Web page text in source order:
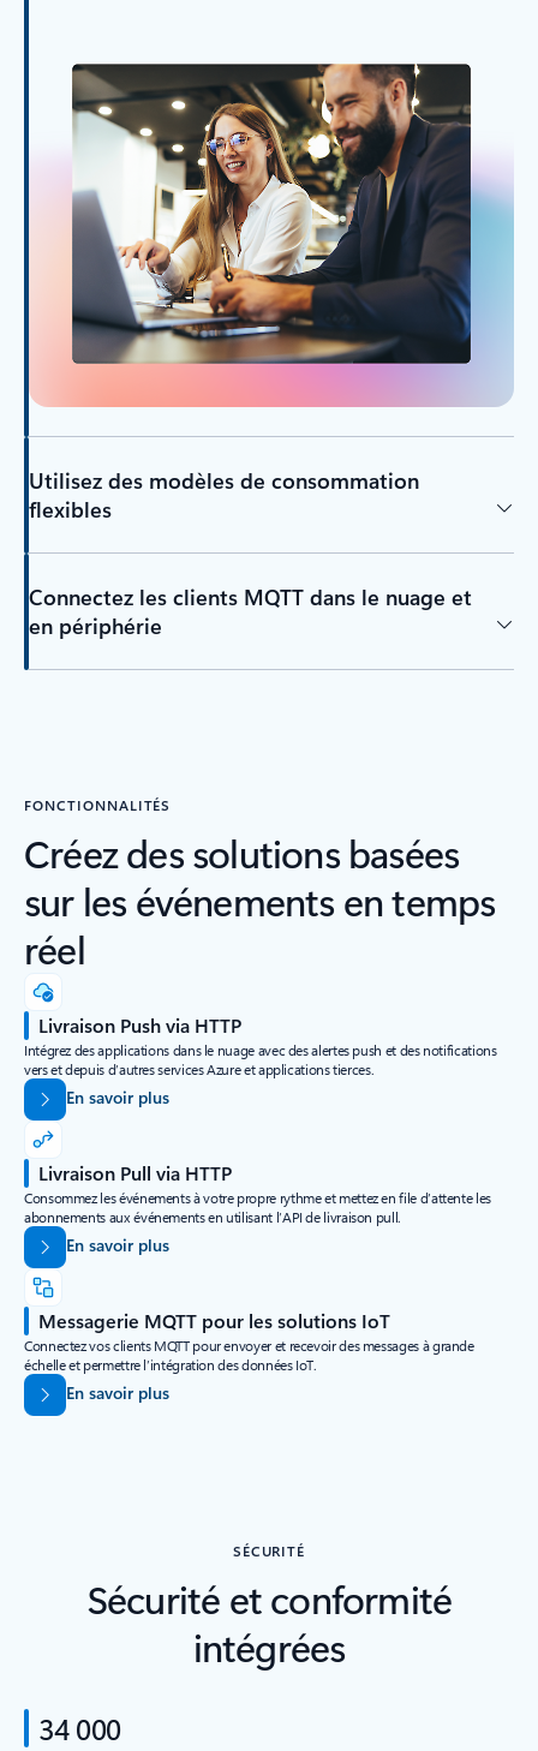
Utilisez des modèles de consommation
flexibles
Connectez les clients MQTT dans le nuage et
en périphérie
FONCTIONNALITÉS
Créez des solutions basées
sur les événements en temps
réel
Livraison Push via HTTP
Intégrez des applications dans le nuage avec des alertes push et des notifications
vers et depuis d’autres services Azure et applications tierces.
En savoir plus
Livraison Pull via HTTP
Consommez les événements à votre propre rythme et mettez en file d’attente les
abonnements aux événements en utilisant l’API de livraison pull.
En savoir plus
Messagerie MQTT pour les solutions IoT
Connectez vos clients MQTT pour envoyer et recevoir des messages à grande
échelle et permettre l’intégration des données IoT.
En savoir plus
SÉCURITÉ
Sécurité et conformité
intégrées
34 000